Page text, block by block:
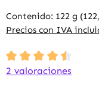
Contenido: 122 g
Precios con IVA
Average rating of
2 valoraciones